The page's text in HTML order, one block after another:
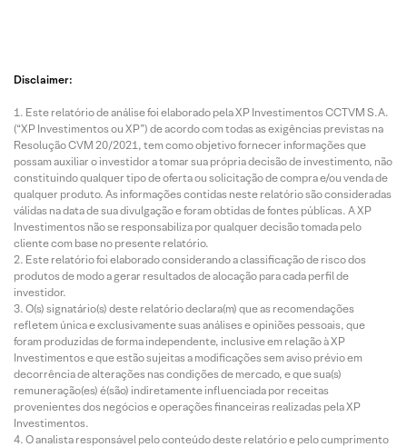
Disclaimer:
Este relatório de análise foi elaborado pela XP Investimentos CCTVM S.A.
(“XP Investimentos ou XP”) de acordo com todas as exigências previstas na
Resolução CVM 20/2021, tem como objetivo fornecer informações que
possam auxiliar o investidor a tomar sua própria decisão de investimento, não
constituindo qualquer tipo de oferta ou solicitação de compra e/ou venda de
qualquer produto. As informações contidas neste relatório são consideradas
válidas na data de sua divulgação e foram obtidas de fontes públicas. A XP
Investimentos não se responsabiliza por qualquer decisão tomada pelo
cliente com base no presente relatório.
Este relatório foi elaborado considerando a classificação de risco dos
produtos de modo a gerar resultados de alocação para cada perfil de
investidor.
O(s) signatário(s) deste relatório declara(m) que as recomendações
refletem única e exclusivamente suas análises e opiniões pessoais, que
foram produzidas de forma independente, inclusive em relação à XP
Investimentos e que estão sujeitas a modificações sem aviso prévio em
decorrência de alterações nas condições de mercado, e que sua(s)
remuneração(es) é(são) indiretamente influenciada por receitas
provenientes dos negócios e operações financeiras realizadas pela XP
Investimentos.
O analista responsável pelo conteúdo deste relatório e pelo cumprimento